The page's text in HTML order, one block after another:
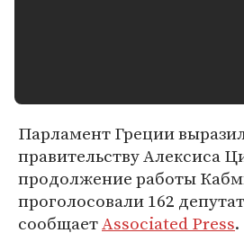
Парламент Греции
правительству Алексиса
продолжение работы
проголосовали 162
сообщаетAssociated Press.